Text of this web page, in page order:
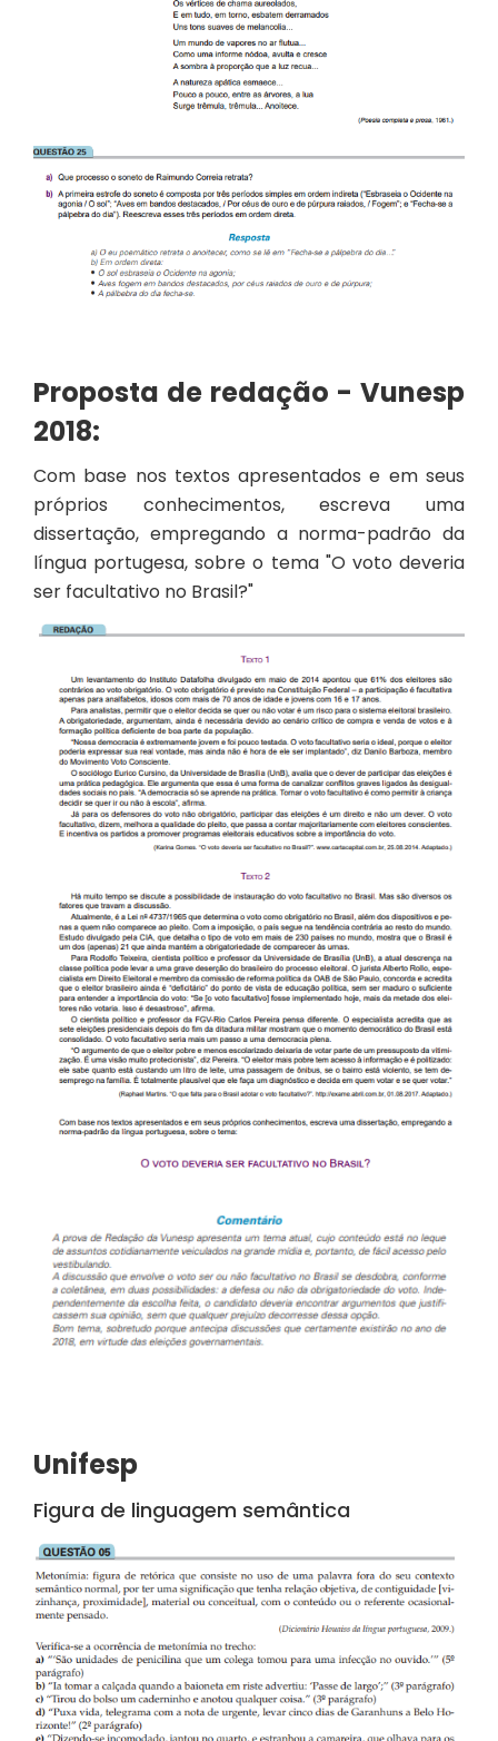
Proposta de redação - Vunesp
2018:
Com base nos textos apresentados e em seus
próprios conhecimentos, escreva uma
dissertação, empregando a norma-padrão da
língua portugesa, sobre o tema "O voto deveria
ser facultativo no Brasil?"
Unifesp
Figura de linguagem semântica